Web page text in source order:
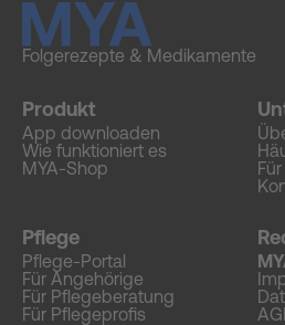
Folgerezepte & Medikamente
Produkt
App downloaden
Wie funktioniert es
MYA-Shop
Pflege
Pflege-Portal
Für Angehörige
Für Pflegeberatung
Für Pflegeprofis